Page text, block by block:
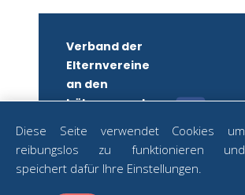
Verband der
Elternvereine
an den
höheren und
Diese Seite verwendet Cookies um
reibungslos zu funktionieren und
speichert dafür Ihre Einstellungen.